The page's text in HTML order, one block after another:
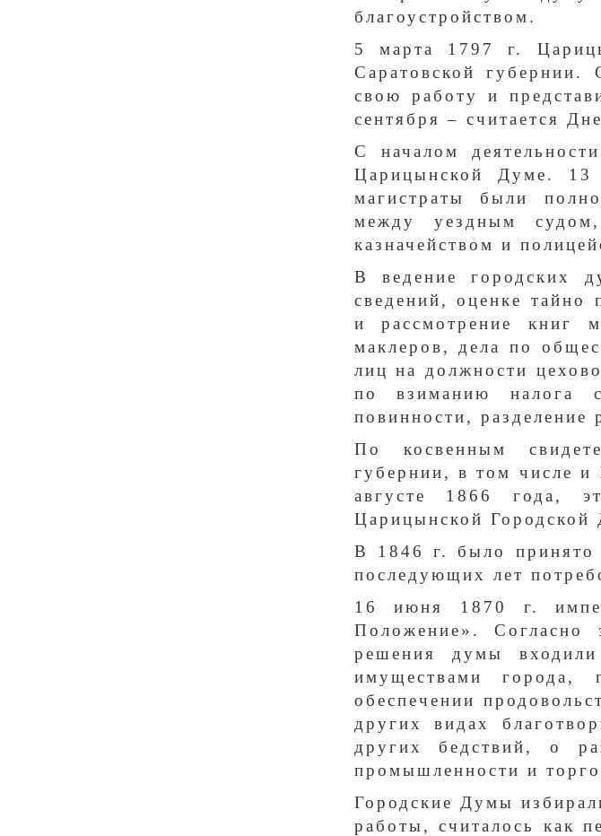
благоустройством.
5 марта 1797 г.
Саратовской губернии.
свою работу и
сентября – считается
С началом
Царицынской Думе. 13
магистраты были
между уездным
казначейством и
В ведение городских
сведений, оценке тайно
и рассмотрение книг
маклеров, дела по
лиц на должности
по взиманию налога
повинности, разделение
По косвенным
губернии, в том числе
августе 1866 года,
Царицынской
В 1846 г. было принято
последующих лет
16 июня 1870 г.
Положение». Согласно
решения думы
имуществами города,
обеспечении
других видах
других бедствий, о
промышленности и
Городские Думы
работы, считалось как